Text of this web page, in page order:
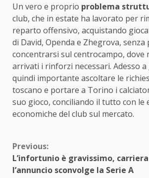
Un vero e proprio problema
club, che in estate ha lavorato per
reparto offensivo, acquistando
di David, Openda e Zhegrova, senza
concentrarsi sul centrocampo, dove
arrivati i rinforzi necessari. Adesso
quindi importante ascoltare le
toscano e portare a Torino i
suo gioco, conciliando il tutto con le
economiche del club sul mercato.
Continue
Reading
Previous:
L’infortunio è gravissimo,
l’annuncio sconvolge la Serie A